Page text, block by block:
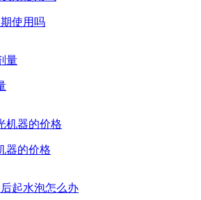
使用吗
器的价格